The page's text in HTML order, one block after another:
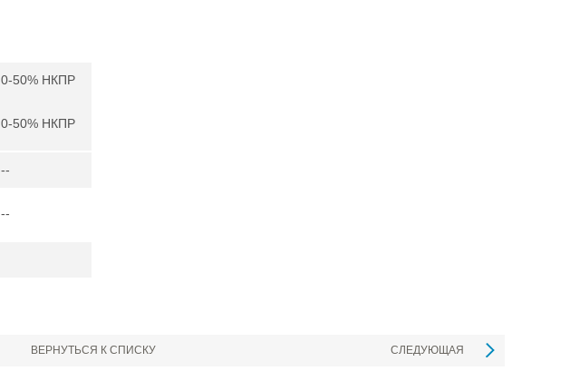
0-50% НКПР
0-50% НКПР
--
--
ВЕРНУТЬСЯ К СПИСКУ СЛЕДУЮЩАЯ